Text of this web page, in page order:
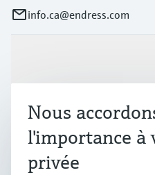
info.ca@endress.com
Industries
Support
Nous
l'importance à
privée